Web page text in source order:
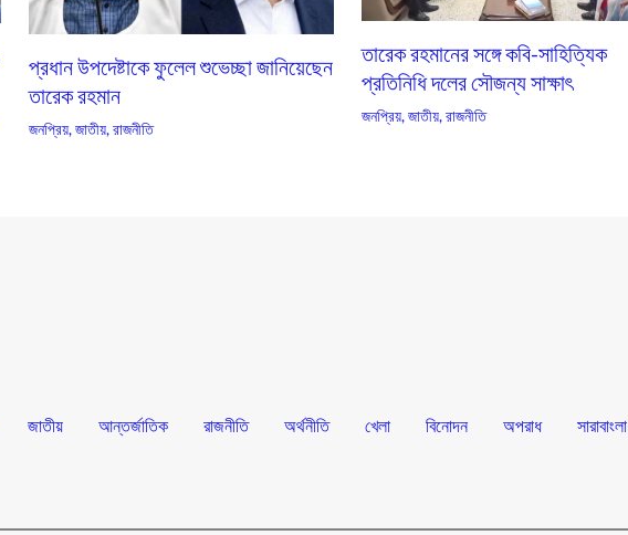
প্রধান উপদেষ্টাকে ফুলেল শুভেচ্ছা জানিয়েছেন
তারেক রহমান
জনপ্রিয়,জাতীয়,রাজনীতি
তারেক রহমানের সঙ্গে কবি-সাহিত্যিক
প্রতিনিধি দলের সৌজন্য সাক্ষাৎ
জনপ্রিয়,জাতীয়,রাজনীতি
জাতীয় আন্তর্জাতিক রাজনীতি অর্থনীতি খেলা বিনোদন অপরাধ সারাবাংলা